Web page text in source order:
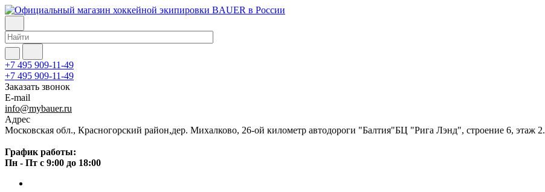
+7 495 909-11-49
+7 495 909-11-49
Заказать звонок
E-mail
info@mybauer.ru
Адрес
Московская обл., Красногорский район,дер. Михалково, 26-ой километр автодороги "Балтия"БЦ "Рига Лэнд", строение 6, этаж 2.
График работы:
Пн - Пт с 9:00 до 18:00